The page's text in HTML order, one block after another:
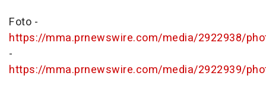
Foto -
https://mma.prnewswire.com/media/2922938/
-
https://mma.prnewswire.com/media/2922939/